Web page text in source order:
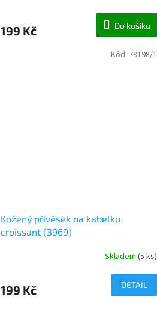
199 Kč Do košíku
Kožený přívěsek na kabelku
croissant (3969)
Skladem (5 ks)
199 Kč DETAIL
Kód: 79198/1